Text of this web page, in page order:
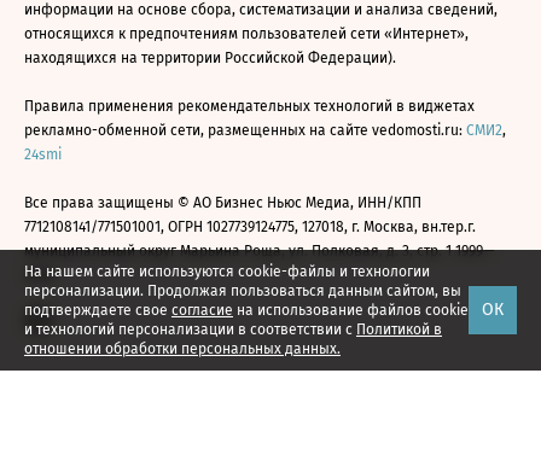
На нашем сайте используются cookie-файлы и технологии
персонализации. Продолжая пользоваться данным сайтом, вы
подтверждаете свое согласие на использование файлов cookie
и технологий персонализации в соответствии с Политикой в
отношении обработки персональных данных.
ОК
информации на основе сбора, систематизации и анализа сведений,
относящихся к предпочтениям пользователей сети «Интернет»,
находящихся на территории Российской Федерации).
Правила применения рекомендательных технологий в виджетах
рекламно-обменной сети, размещенных на сайте vedomosti.ru: СМИ2,
24smi
Все права защищены © АО Бизнес Ньюс Медиа, ИНН/КПП
7712108141/771501001, ОГРН 1027739124775, 127018, г. Москва, вн.тер.г.
муниципальный округ Марьина Роща, ул. Полковая, д. 3, стр. 1 1999—
2026